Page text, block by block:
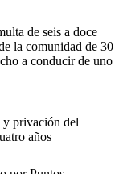
de seis a doce
la comunidad de 30
a conducir de uno
y privación del
años